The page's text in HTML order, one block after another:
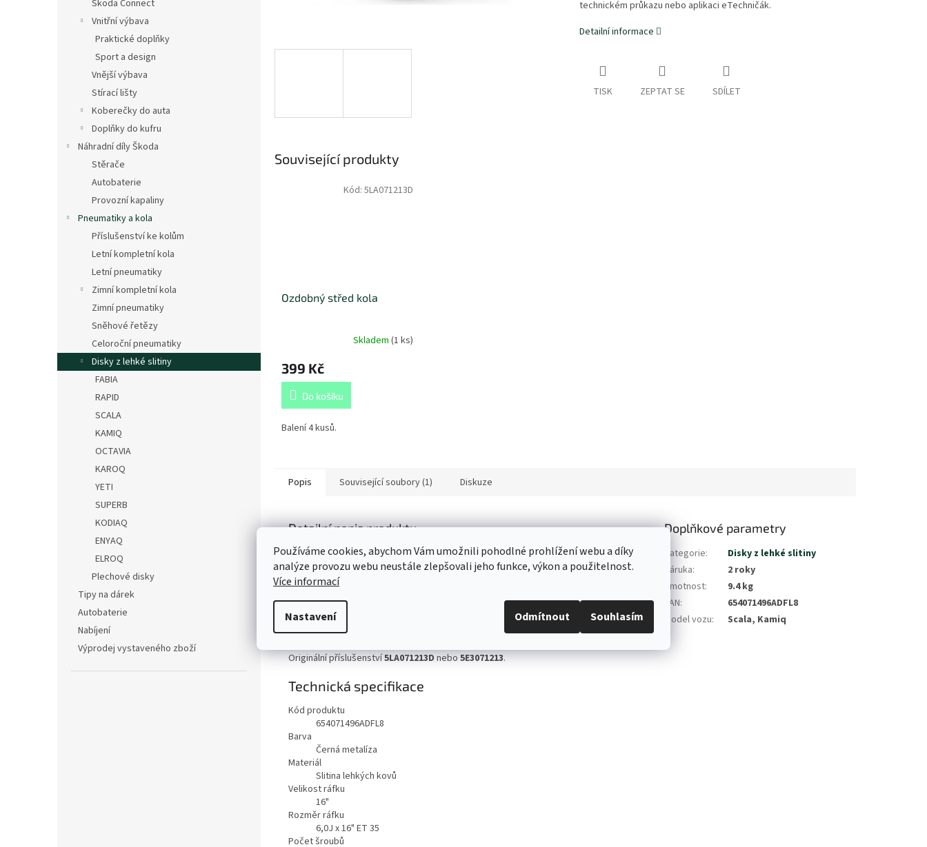
Používáme cookies, abychom Vám umožnili pohodlné prohlížení webu a díky
analýze provozu webu neustále zlepšovali jeho funkce, výkon a použitelnost.
Více informací
Nastavení Odmítnout Souhlasím
Škoda Connect
Vnitřní výbava
Praktické doplňky
Sport a design
Vnější výbava
Stírací lišty
Koberečky do auta
Doplňky do kufru
Náhradní díly Škoda
Stěrače
Autobaterie
Provozní kapaliny
Pneumatiky a kola
Příslušenství ke kolům
Letní kompletní kola
Letní pneumatiky
Zimní kompletní kola
Zimní pneumatiky
Sněhové řetězy
Celoroční pneumatiky
Disky z lehké slitiny
FABIA
RAPID
SCALA
KAMIQ
OCTAVIA
KAROQ
YETI
SUPERB
KODIAQ
ENYAQ
ELROQ
Plechové disky
Tipy na dárek
Autobaterie
Nabíjení
Výprodej vystaveného zboží
technickém průkazu nebo aplikaci eTechničák.
Detailní informace
TISK ZEPTAT SE SDÍLET
Související produkty
Ozdobný střed kola
Skladem (1 ks)
399 Kč
Do košíku
Balení 4 kusů.
Kód: 5LA071213D
Popis Související soubory (1) Diskuze
Detailní popis produktu
Kola z lehkých slitin Nanuq ze sortimentu Škoda Originální příslušenství se nabízejí v široké
škále designů a barevných provedení. Umožňují podtrhnout jedinečný styl vozu a odlišit jej
od ostatních. Dopřejte svému vozu prvotřídní vzhled a užijte si skvělé jízdní vlastnosti.
Možnost použití kol a pneumatik pro konkrétní vůz Škoda je vždy třeba ověřit ve velkém
technickém průkazu vozidla.
Originální příslušenství5LA071213Dnebo5E3071213.
Technická specifikace
Kód produktu
654071496ADFL8
Barva
Černá metalíza
Materiál
Slitina lehkých kovů
Velikost ráfku
16"
Rozměr ráfku
6,0J x 16" ET 35
Počet šroubů
Doplňkové parametry
Kategorie:
Disky z lehké slitiny
Záruka:
2 roky
Hmotnost:
9.4 kg
EAN:
654071496ADFL8
Model vozu: Scala, Kamiq